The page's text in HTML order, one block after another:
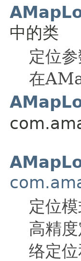
中的类
定位
在
定位
高精
络定